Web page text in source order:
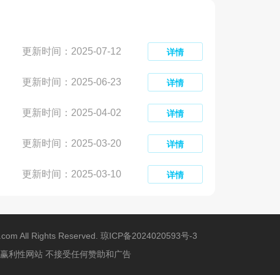
更新时间：2025-07-12 详情
更新时间：2025-06-23 详情
更新时间：2025-04-02 详情
更新时间：2025-03-20 详情
更新时间：2025-03-10 详情
All Rights Reserved. 琼ICP备2024020593号-3
利性网站 不接受任何赞助和广告